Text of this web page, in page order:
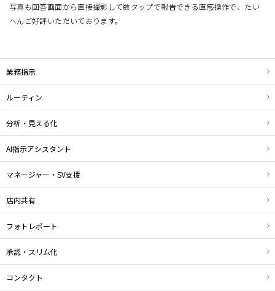
業務指示
ルーティン
分析・見える化
AI指示アシスタント
マネージャー・SV支援
店内共有
フォトレポート
承認・スリム化
コンタクト
写真も回答画面から直接撮影して数タップで報告できる直感操作で、たい
へんご好評いただいております。